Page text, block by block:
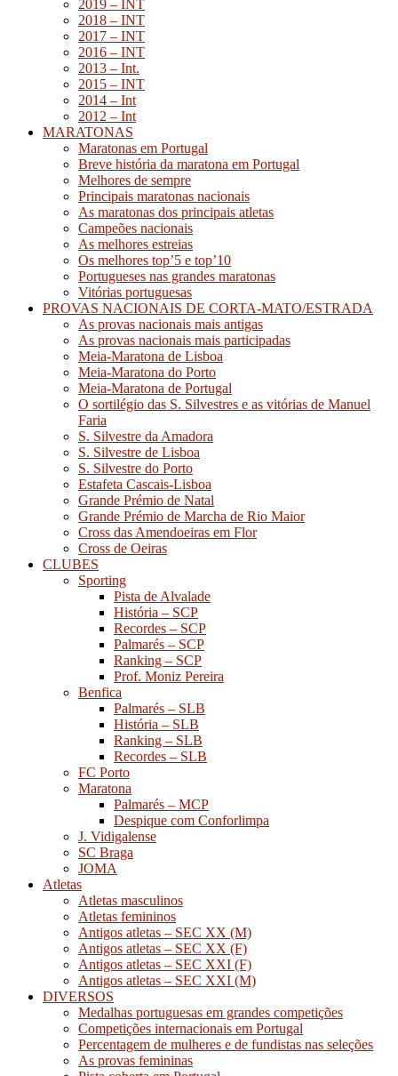
2019 – INT
2018 – INT
2017 – INT
2016 – INT
2013 – Int.
2015 – INT
2014 – Int
2012 – Int
MARATONAS
Maratonas em Portugal
Breve história da maratona em Portugal
Melhores de sempre
Principais maratonas nacionais
As maratonas dos principais atletas
Campeões nacionais
As melhores estreias
Os melhores top’5 e top’10
Portugueses nas grandes maratonas
Vitórias portuguesas
PROVAS NACIONAIS DE CORTA-MATO/ESTRADA
As provas nacionais mais antigas
As provas nacionais mais participadas
Meia-Maratona de Lisboa
Meia-Maratona do Porto
Meia-Maratona de Portugal
O sortilégio das S. Silvestres e as vitórias de Manuel
Faria
S. Silvestre da Amadora
S. Silvestre de Lisboa
S. Silvestre do Porto
Estafeta Cascais-Lisboa
Grande Prémio de Natal
Grande Prémio de Marcha de Rio Maior
Cross das Amendoeiras em Flor
Cross de Oeiras
CLUBES
Sporting
Pista de Alvalade
História – SCP
Recordes – SCP
Palmarés – SCP
Ranking – SCP
Prof. Moniz Pereira
Benfica
Palmarés – SLB
História – SLB
Ranking – SLB
Recordes – SLB
FC Porto
Maratona
Palmarés – MCP
Despique com Conforlimpa
J. Vidigalense
SC Braga
JOMA
Atletas
Atletas masculinos
Atletas femininos
Antigos atletas – SEC XX (M)
Antigos atletas – SEC XX (F)
Antigos atletas – SEC XXI (F)
Antigos atletas – SEC XXI (M)
DIVERSOS
Medalhas portuguesas em grandes competições
Competições internacionais em Portugal
Percentagem de mulheres e de fundistas nas seleções
As provas femininas